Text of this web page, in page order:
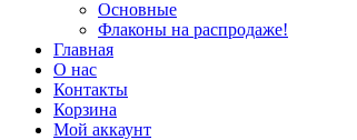
Основные
Флаконы на распродаже!
Главная
О нас
Контакты
Корзина
Мой аккаунт